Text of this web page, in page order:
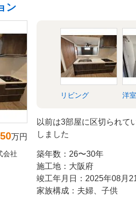
ン
万円
会社
リビング 洋室
以前は3部屋に区切られて
しました
築年数：26〜30年
施工地：大阪府
竣工年月日：2025年08月
家族構成：夫婦、子供